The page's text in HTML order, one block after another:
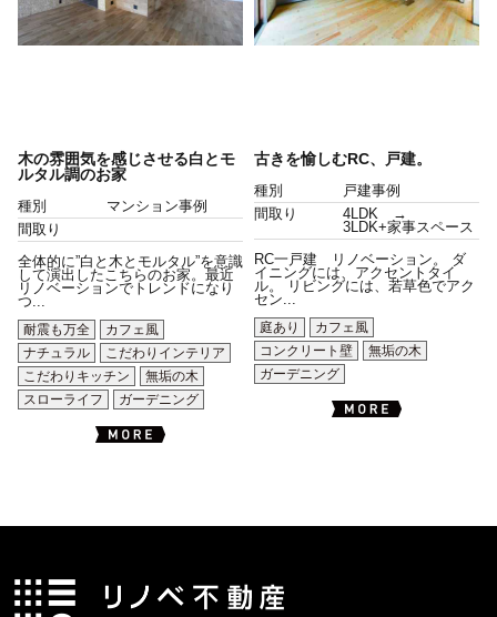
木の雰囲気を感じさせる白とモ
ルタル調のお家
種別
マンション事例
間取り
全体的に”白と木とモルタル”を意識
して演出したこちらのお家。最近
リノベーションでトレンドになり
つ...
耐震も万全
カフェ風
ナチュラル
こだわりインテリア
こだわりキッチン
無垢の木
スローライフ
ガーデニング
古きを愉しむRC、戸建。
種別
戸建事例
間取り
4LDK →
3LDK+家事スペース
RC一戸建 リノベーション。 ダ
イニングには、アクセントタイ
ル。 リビングには、若草色でアク
セン...
庭あり
カフェ風
コンクリート壁
無垢の木
ガーデニング